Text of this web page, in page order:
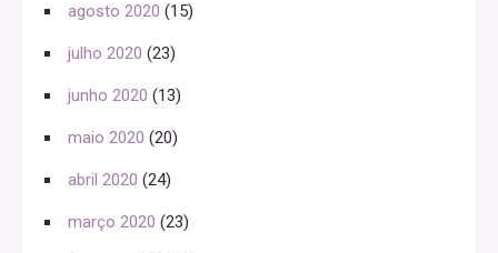
agosto 2020 (15)
julho 2020 (23)
junho 2020 (13)
maio 2020 (20)
abril 2020 (24)
março 2020 (23)